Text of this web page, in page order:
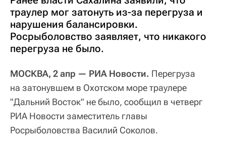
траулер мог затонуть из-за перегруза и
нарушения балансировки.
Росрыболовство заявляет, что никакого
перегруза не было.
МОСКВА, 2 апр — РИА Новости. Перегруза
на затонувшем в Охотском море траулере
"Дальний Восток" не было, сообщил в четверг
РИА Новости заместитель главы
Росрыболовства Василий Соколов.